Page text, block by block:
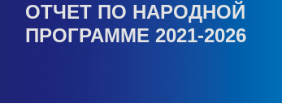
ОТЧЕТ ПО НАРОДНОЙ
ПРОГРАММЕ 2021-2026